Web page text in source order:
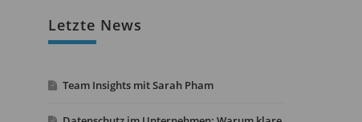
Letzte News
Team Insights mit Sarah Pham